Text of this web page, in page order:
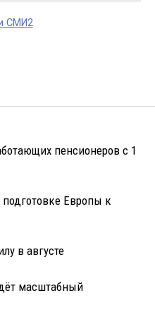
СМИ2
пенсионеров с 1
Европы к
в августе
масштабный